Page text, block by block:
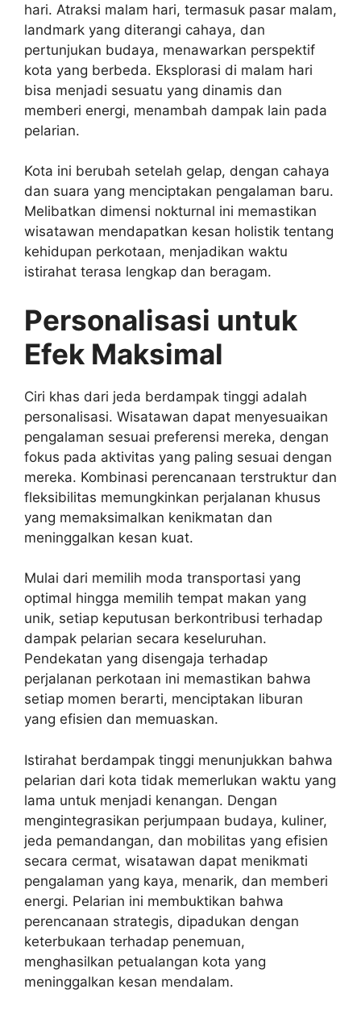
hari. Atraksi malam hari, termasuk pasar malam,
landmark yang diterangi cahaya, dan
pertunjukan budaya, menawarkan perspektif
kota yang berbeda. Eksplorasi di malam hari
bisa menjadi sesuatu yang dinamis dan
memberi energi, menambah dampak lain pada
pelarian.
Kota ini berubah setelah gelap, dengan cahaya
dan suara yang menciptakan pengalaman baru.
Melibatkan dimensi nokturnal ini memastikan
wisatawan mendapatkan kesan holistik tentang
kehidupan perkotaan, menjadikan waktu
istirahat terasa lengkap dan beragam.
Personalisasi untuk
Efek Maksimal
Ciri khas dari jeda berdampak tinggi adalah
personalisasi. Wisatawan dapat menyesuaikan
pengalaman sesuai preferensi mereka, dengan
fokus pada aktivitas yang paling sesuai dengan
mereka. Kombinasi perencanaan terstruktur dan
fleksibilitas memungkinkan perjalanan khusus
yang memaksimalkan kenikmatan dan
meninggalkan kesan kuat.
Mulai dari memilih moda transportasi yang
optimal hingga memilih tempat makan yang
unik, setiap keputusan berkontribusi terhadap
dampak pelarian secara keseluruhan.
Pendekatan yang disengaja terhadap
perjalanan perkotaan ini memastikan bahwa
setiap momen berarti, menciptakan liburan
yang efisien dan memuaskan.
Istirahat berdampak tinggi menunjukkan bahwa
pelarian dari kota tidak memerlukan waktu yang
lama untuk menjadi kenangan. Dengan
mengintegrasikan perjumpaan budaya, kuliner,
jeda pemandangan, dan mobilitas yang efisien
secara cermat, wisatawan dapat menikmati
pengalaman yang kaya, menarik, dan memberi
energi. Pelarian ini membuktikan bahwa
perencanaan strategis, dipadukan dengan
keterbukaan terhadap penemuan,
menghasilkan petualangan kota yang
meninggalkan kesan mendalam.